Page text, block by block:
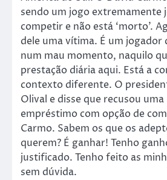
sendo um jogo extremamente
competir e não está ‘morto’.
dele uma vítima. É um jogador
num mau momento, naquilo
prestação diária aqui. Está a
contexto diferente. O
Olival e disse que recusou
empréstimo com opção de
Carmo. Sabem os que os
querem? É ganhar! Tenho
justificado. Tenho feito as
sem dúvida.